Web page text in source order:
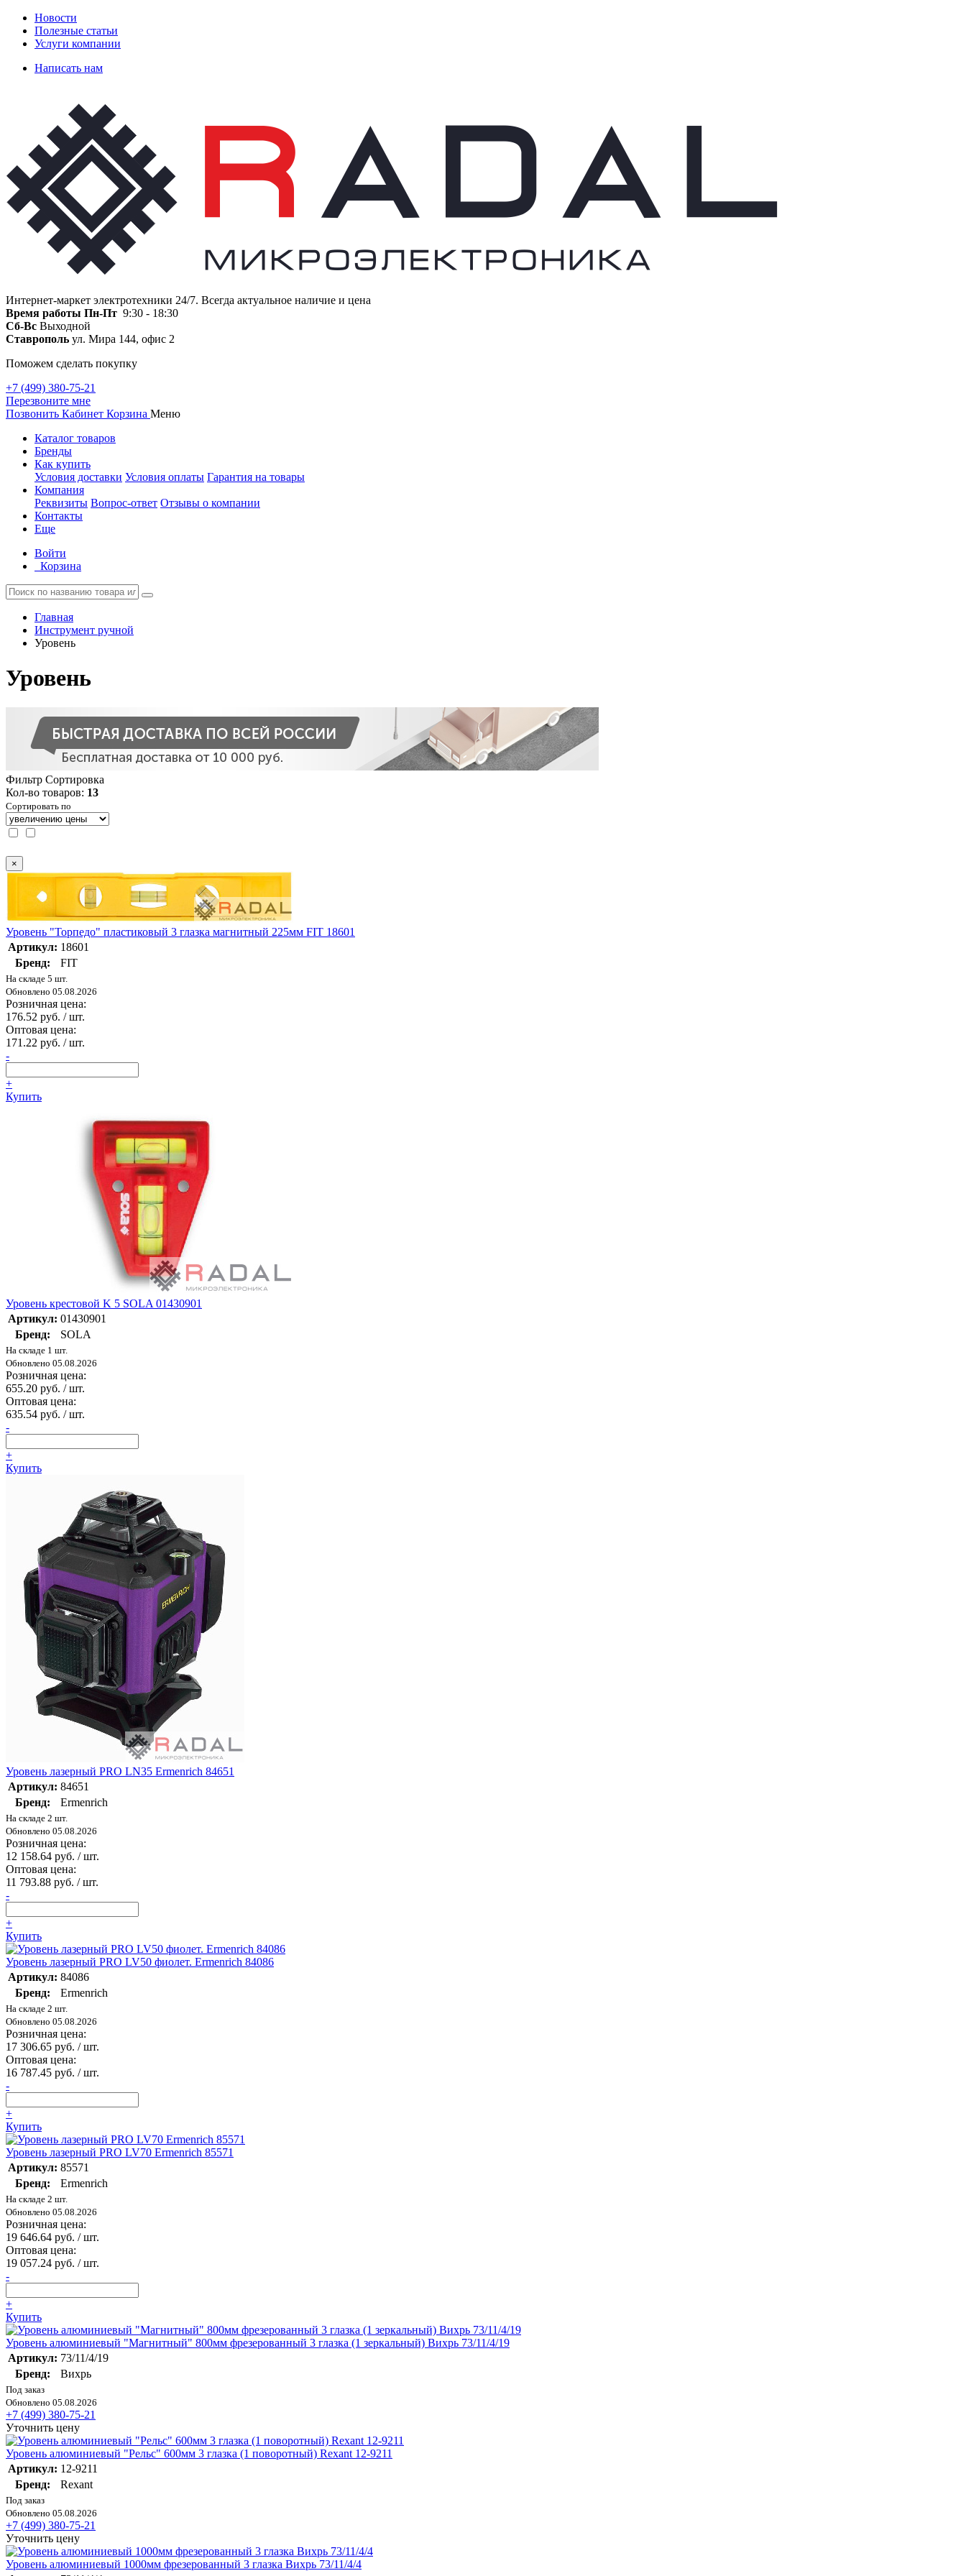
Новости
Полезные статьи
Услуги компании
Написать нам
Интернет-маркет электротехники 24/7. Всегда актуальное наличие и цена
Время работы Пн-Пт 9:30 - 18:30
Сб-Вс Выходной
Ставрополь ул. Мира 144, офис 2
Поможем сделать покупку
+7 (499) 380-75-21
Перезвоните мне
Позвонить Кабинет Корзина Меню
Каталог товаров
Бренды
Как купить
Условия доставки Условия оплаты Гарантия на товары
Компания
Реквизиты Вопрос-ответ Отзывы о компании
Контакты
Еще
Войти
Корзина
Главная
Инструмент ручной
Уровень
Уровень
Фильтр Сортировка
Кол-во товаров: 13
Сортировать по
×
Уровень "Торпедо" пластиковый 3 глазка магнитный 225мм FIT 18601
Артикул: 18601
Бренд:
FIT
На складе 5 шт.
Обновлено 05.08.2026
Розничная цена:
176.52 руб. / шт.
Оптовая цена:
171.22 руб. / шт.
-
+
Купить
Уровень крестовой K 5 SOLA 01430901
Артикул: 01430901
Бренд:
SOLA
На складе 1 шт.
Обновлено 05.08.2026
Розничная цена:
655.20 руб. / шт.
Оптовая цена:
635.54 руб. / шт.
-
+
Купить
Уровень лазерный PRO LN35 Ermenrich 84651
Артикул: 84651
Бренд:
Ermenrich
На складе 2 шт.
Обновлено 05.08.2026
Розничная цена:
12 158.64 руб. / шт.
Оптовая цена:
11 793.88 руб. / шт.
-
+
Купить
Уровень лазерный PRO LV50 фиолет. Ermenrich 84086
Артикул: 84086
Бренд:
Ermenrich
На складе 2 шт.
Обновлено 05.08.2026
Розничная цена:
17 306.65 руб. / шт.
Оптовая цена:
16 787.45 руб. / шт.
-
+
Купить
Уровень лазерный PRO LV70 Ermenrich 85571
Артикул: 85571
Бренд:
Ermenrich
На складе 2 шт.
Обновлено 05.08.2026
Розничная цена:
19 646.64 руб. / шт.
Оптовая цена:
19 057.24 руб. / шт.
-
+
Купить
Уровень алюминиевый "Магнитный" 800мм фрезерованный 3 глазка (1 зеркальный) Вихрь 73/11/4/19
Артикул: 73/11/4/19
Бренд:
Вихрь
Под заказ
Обновлено 05.08.2026
+7 (499) 380-75-21
Уточнить цену
Уровень алюминиевый "Рельс" 600мм 3 глазка (1 поворотный) Rexant 12-9211
Артикул: 12-9211
Бренд:
Rexant
Под заказ
Обновлено 05.08.2026
+7 (499) 380-75-21
Уточнить цену
Уровень алюминиевый 1000мм фрезерованный 3 глазка Вихрь 73/11/4/4